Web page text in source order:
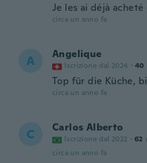
Je les ai déjà
circa un anno fa
A Angelique
Iscrizione dal 2024 · 40
Top für die Küche,
circa un anno fa
C Carlos Alberto
Iscrizione dal 2022 · 62
circa un anno fa